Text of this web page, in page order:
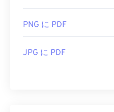
PNG に PDF
JPG に PDF